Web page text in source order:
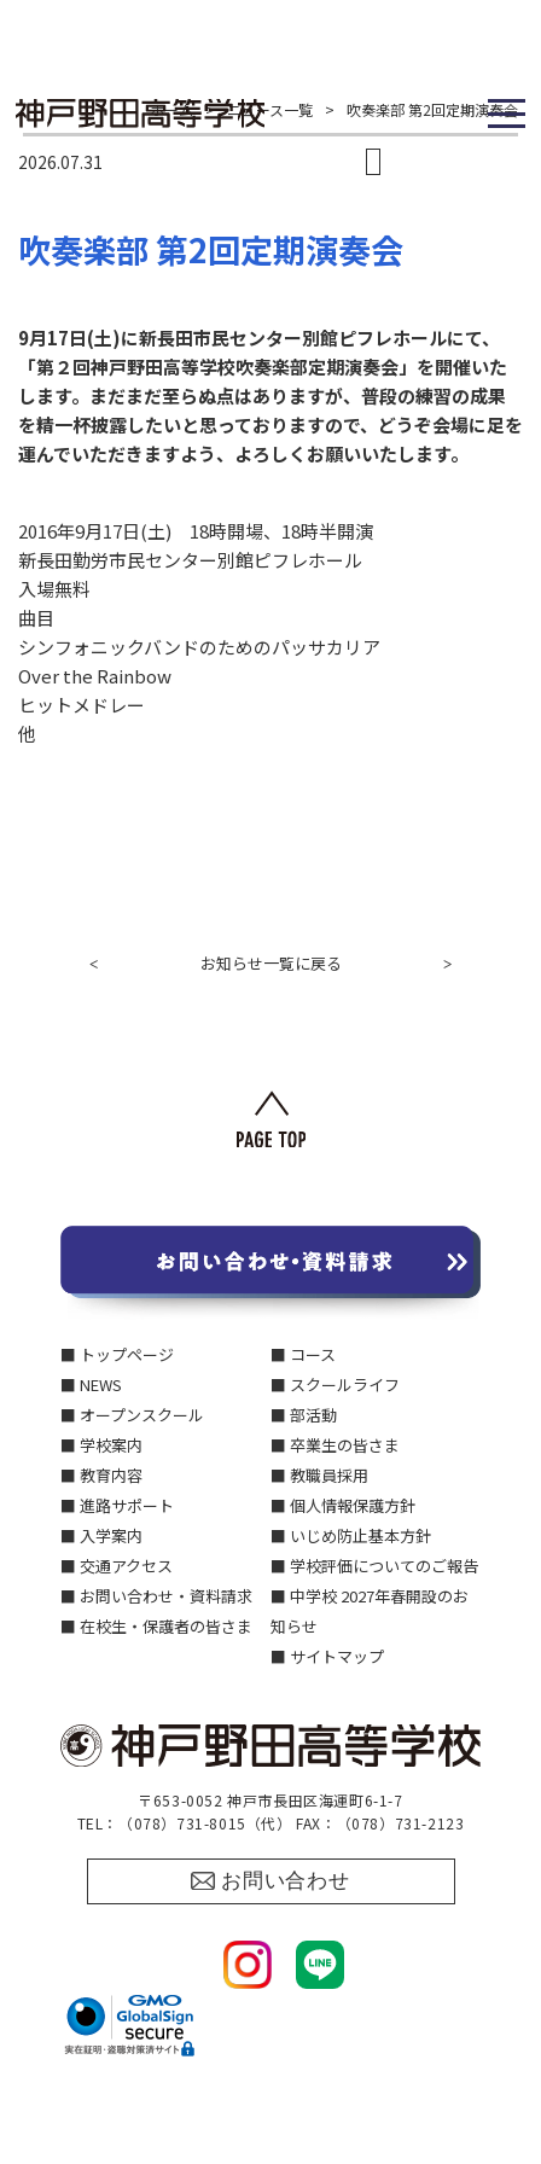
ホーム > ニュース一覧 > 吹奏楽部 第2回定期演奏会
2026.07.31
吹奏楽部 第2回定期演奏会
9月17日(土)に新長田市民センター別館ピフレホールにて、
「第２回神戸野田高等学校吹奏楽部定期演奏会」を開催いた
します。まだまだ至らぬ点はありますが、普段の練習の成果
を精一杯披露したいと思っておりますので、どうぞ会場に足を
運んでいただきますよう、よろしくお願いいたします。
2016年9月17日(土) 18時開場、18時半開演
新長田勤労市民センター別館ピフレホール
入場無料
曲目
シンフォニックバンドのためのパッサカリア
Over the Rainbow
ヒットメドレー
他
< お知らせ一覧に戻る >
■ トップページ
■ NEWS
■ オープンスクール
■ 学校案内
■ 教育内容
■ 進路サポート
■ 入学案内
■ 交通アクセス
■ お問い合わせ・資料請求
■ 在校生・保護者の皆さま
■ コース
■ スクールライフ
■ 部活動
■ 卒業生の皆さま
■ 教職員採用
■ 個人情報保護方針
■ いじめ防止基本方針
■ 学校評価についてのご報告
■ 中学校 2027年春開設のお
知らせ
■ サイトマップ
〒653-0052 神戸市長田区海運町6-1-7
TEL：（078）731-8015（代） FAX：（078）731-2123
お問い合わせ